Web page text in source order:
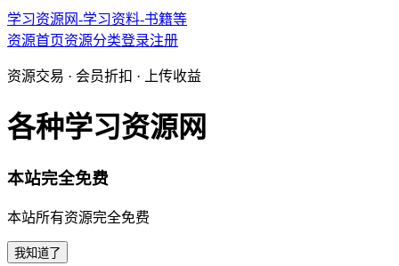
学习资源网-学习资料-书籍等
资源首页资源分类登录注册
资源交易 · 会员折扣 · 上传收益
各种学习资源网
本站完全免费
本站所有资源完全免费
我知道了